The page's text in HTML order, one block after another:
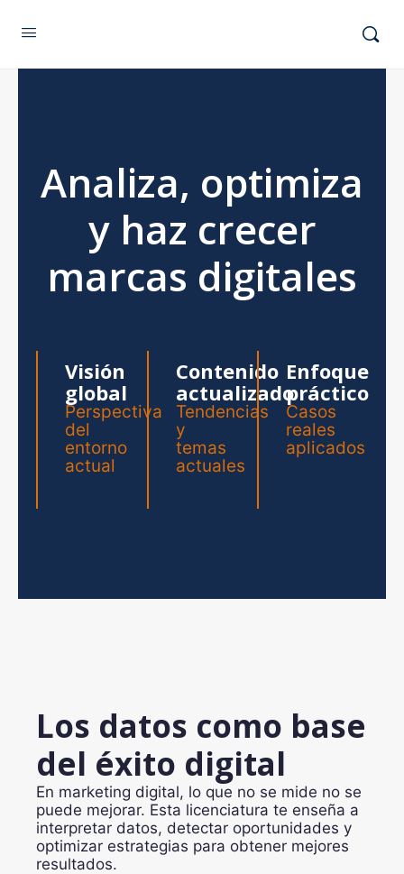
Analiza, optimiza
y haz crecer
marcas digitales
Visión
global
Perspectiva
del
entorno
actual
Contenido
actualizado
Tendencias
y
temas
actuales
Enfoque
práctico
Casos
reales
aplicados
Los datos como base
del éxito digital
En marketing digital, lo que no se mide no se
puede mejorar. Esta licenciatura te enseña a
interpretar datos, detectar oportunidades y
optimizar estrategias para obtener mejores
resultados.